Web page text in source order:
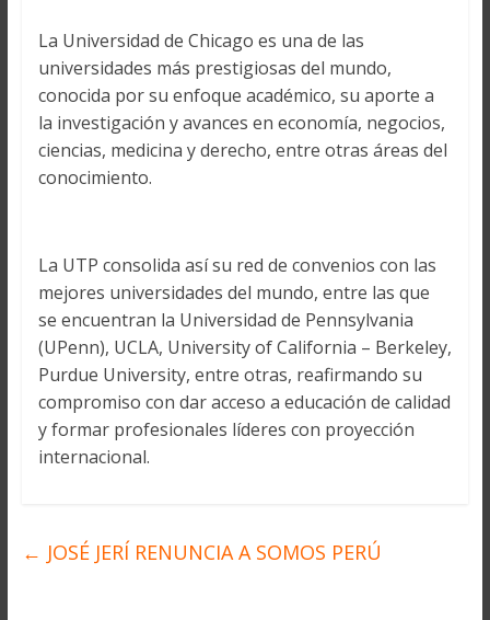
La Universidad de Chicago es una de las
universidades más prestigiosas del mundo,
conocida por su enfoque académico, su aporte a
la investigación y avances en economía, negocios,
ciencias, medicina y derecho, entre otras áreas del
conocimiento.
La UTP consolida así su red de convenios con las
mejores universidades del mundo, entre las que
se encuentran la Universidad de Pennsylvania
(UPenn), UCLA, University of California – Berkeley,
Purdue University, entre otras, reafirmando su
compromiso con dar acceso a educación de calidad
y formar profesionales líderes con proyección
internacional.
← JOSÉ JERÍ RENUNCIA A SOMOS PERÚ